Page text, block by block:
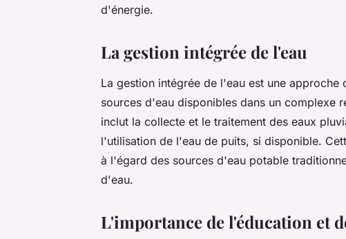
d'énergie.
La gestion intégrée de l'eau
La gestion intégrée de l'eau est une approche
sources d'eau disponibles dans un complexe
inclut la collecte et le traitement des eaux
l'utilisation de l'eau de puits, si disponible.
à l'égard des sources d'eau potable
d'eau.
L'importance de l'éducation et